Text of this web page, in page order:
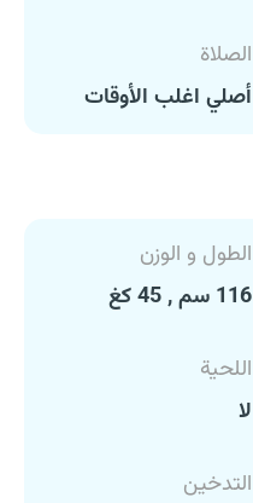
الصلاة
أصلي اغلب الأوقات
الطول و الوزن
116 سم , 45 كغ
اللحية
لا
التدخين